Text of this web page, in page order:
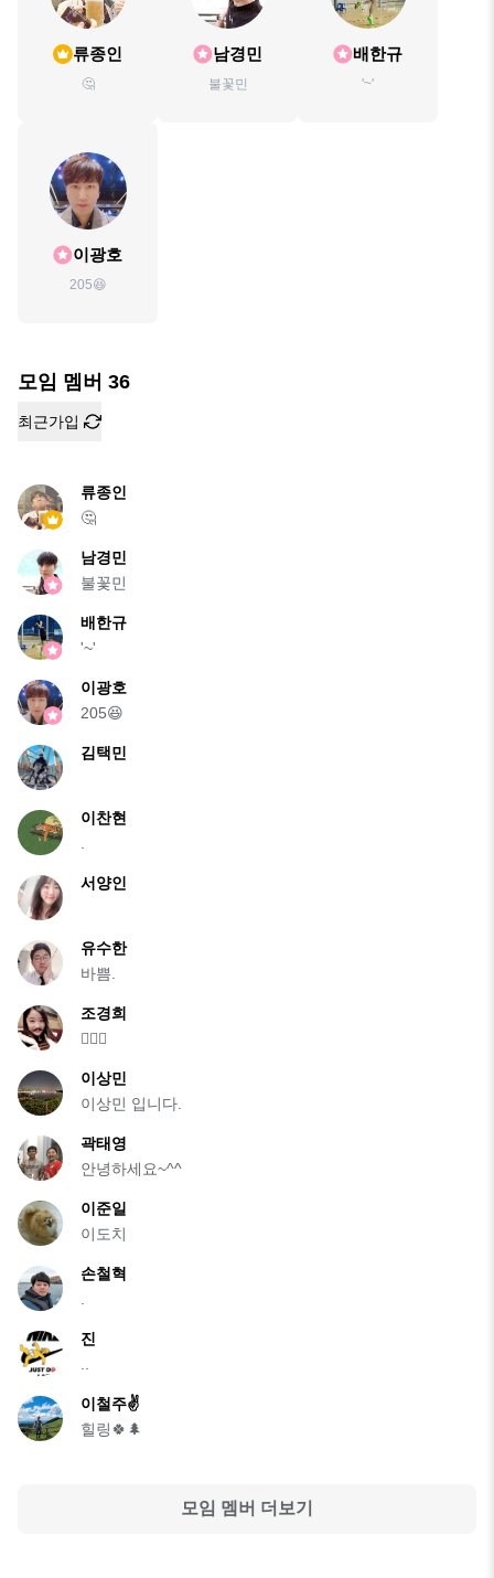
류종인
🤔
남경민
불꽃민
배한규
'~'
이광호
205😆
모임 멤버 36
최근가입
류종인
🤔
남경민
불꽃민
배한규
'~'
이광호
205😆
김택민
이찬현
서양인
유수한
바쁨.
조경희
🤦🏻‍♀️
이상민
이상민 입니다.
곽태영
안녕하세요~^^
이준일
이도치
손철혁
진
이철주✌
힐링🍀🌲
모임 멤버 더보기